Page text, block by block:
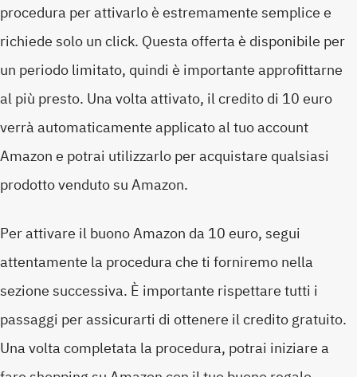
procedura per attivarlo è estremamente semplice e
richiede solo un click. Questa offerta è disponibile per
un periodo limitato, quindi è importante approfittarne
al più presto. Una volta attivato, il credito di 10 euro
verrà automaticamente applicato al tuo account
Amazon e potrai utilizzarlo per acquistare qualsiasi
prodotto venduto su Amazon.
Per attivare il buono Amazon da 10 euro, segui
attentamente la procedura che ti forniremo nella
sezione successiva. È importante rispettare tutti i
passaggi per assicurarti di ottenere il credito gratuito.
Una volta completata la procedura, potrai iniziare a